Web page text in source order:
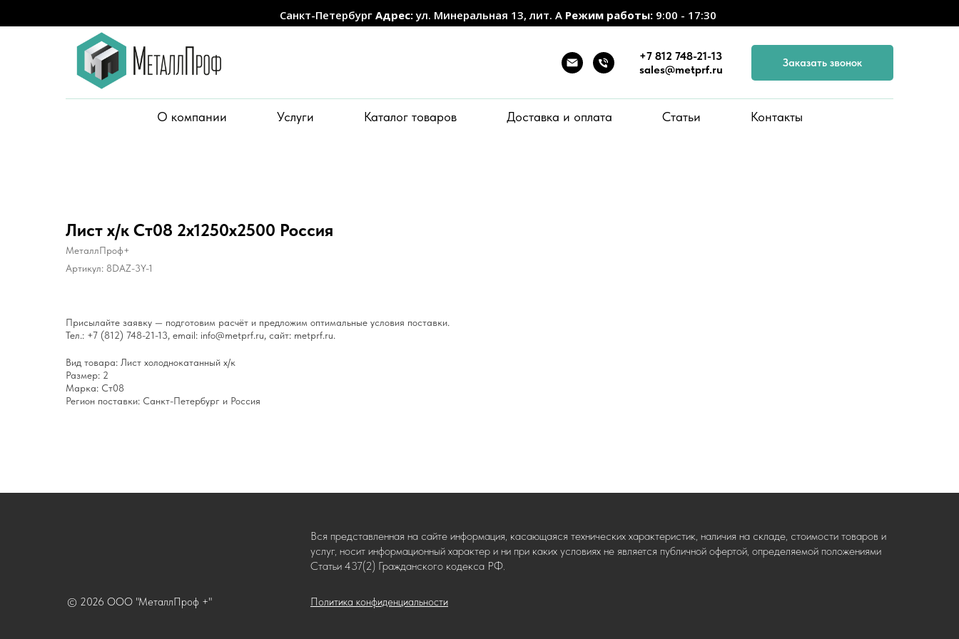
Санкт-Петербург Адрес:ул. Минеральная 13, лит. А Режим работы: 9:00 - 17:30
+7 812 748-21-13
sales@metprf.ru
Заказать звонок
О компании Услуги Каталог товаров Доставка и оплата Статьи Контакты
Лист х/к Ст08 2х1250х2500 Россия
МеталлПроф+
Артикул: 8DAZ-3Y-1
Присылайте заявку — подготовим расчёт и предложим оптимальные условия поставки.
Тел.: +7 (812) 748-21-13, email: info@metprf.ru, сайт: metprf.ru.
Вид товара: Лист холоднокатанный х/к
Размер: 2
Марка: Ст08
Регион поставки: Санкт-Петербург и Россия
Политика конфиденциальности
© 2026 ООО "МеталлПроф +"
Вся представленная на сайте информация, касающаяся технических характеристик, наличия на складе, стоимости товаров и
услуг, носит информационный характер и ни при каких условиях не является публичной офертой, определяемой положениями
Статьи 437(2) Гражданского кодекса РФ.